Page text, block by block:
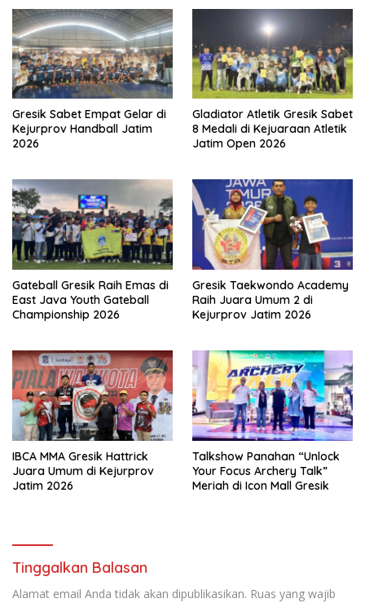
Gresik Sabet Empat Gelar di
Kejurprov Handball Jatim
2026
Gladiator Atletik Gresik Sabet
8 Medali di Kejuaraan Atletik
Jatim Open 2026
Gateball Gresik Raih Emas di
East Java Youth Gateball
Championship 2026
Gresik Taekwondo Academy
Raih Juara Umum 2 di
Kejurprov Jatim 2026
IBCA MMA Gresik Hattrick
Juara Umum di Kejurprov
Jatim 2026
Talkshow Panahan “Unlock
Your Focus Archery Talk”
Meriah di Icon Mall Gresik
Tinggalkan Balasan
Alamat email Anda tidak akan dipublikasikan. Ruas yang wajib